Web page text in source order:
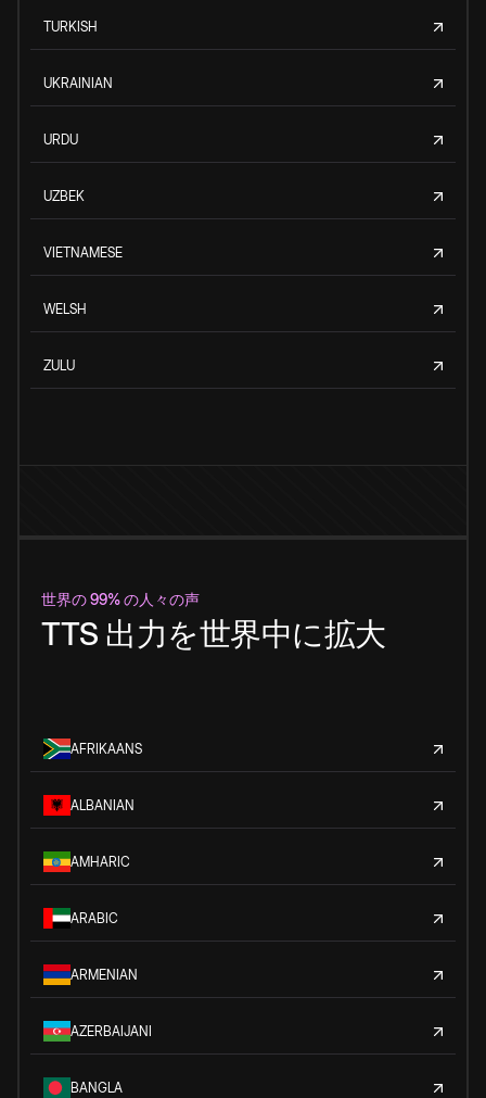
TURKISH
UKRAINIAN
URDU
UZBEK
VIETNAMESE
WELSH
ZULU
世界の 99% の人々の声
TTS 出力を世界中に拡大
AFRIKAANS
ALBANIAN
AMHARIC
ARABIC
ARMENIAN
AZERBAIJANI
BANGLA